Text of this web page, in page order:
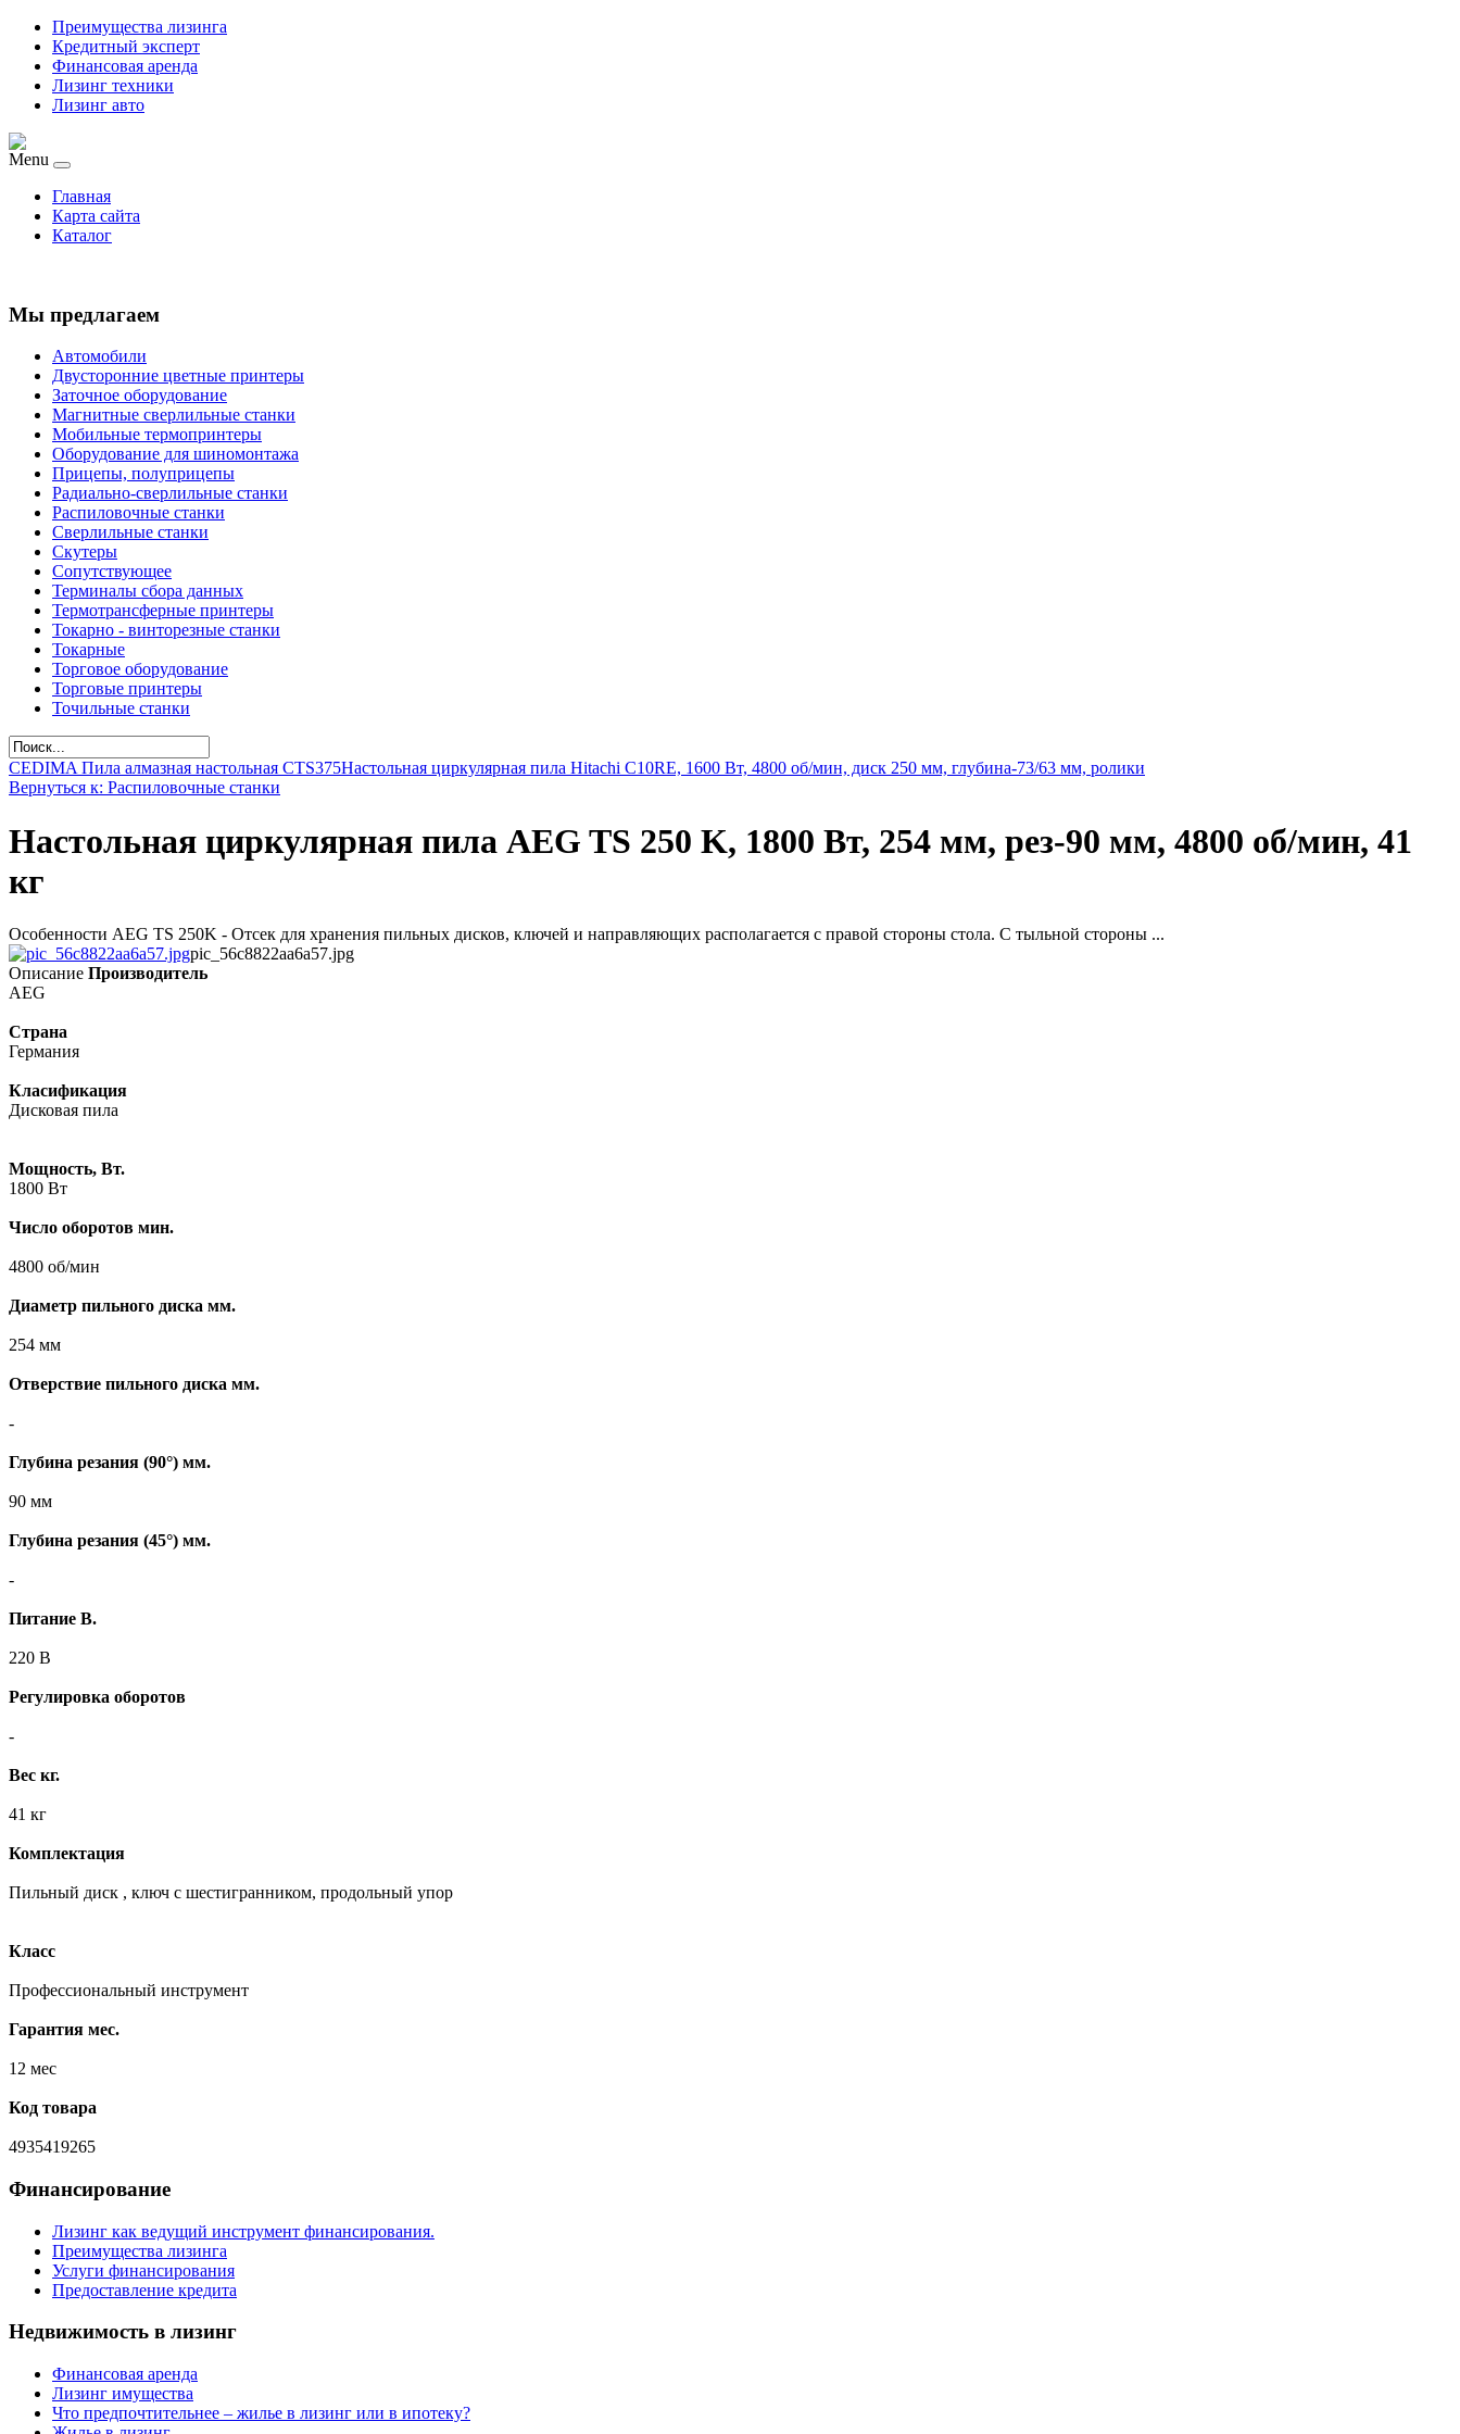
Преимущества лизинга
Кредитный эксперт
Финансовая аренда
Лизинг техники
Лизинг авто
Menu
Главная
Карта сайта
Каталог
Мы предлагаем
Автомобили
Двусторонние цветные принтеры
Заточное оборудование
Магнитные сверлильные станки
Мобильные термопринтеры
Оборудование для шиномонтажа
Прицепы, полуприцепы
Радиально-сверлильные станки
Распиловочные станки
Сверлильные станки
Скутеры
Сопутствующее
Терминалы сбора данных
Термотрансферные принтеры
Токарно - винторезные станки
Токарные
Торговое оборудование
Торговые принтеры
Точильные станки
CEDIMA Пила алмазная настольная CTS375Настольная циркулярная пила Hitachi C10RE, 1600 Вт, 4800 об/мин, диск 250 мм, глубина-73/63 мм, ролики
Вернуться к: Распиловочные станки
Настольная циркулярная пила AEG TS 250 K, 1800 Вт, 254 мм, рез-90 мм, 4800 об/мин, 41
кг
Особенности AEG TS 250K - Отсек для хранения пильных дисков, ключей и направляющих располагается с правой стороны стола. С тыльной стороны ...
pic_56c8822aa6a57.jpg
Описание Производитель
AEG
Страна
Германия
Класификация
Дисковая пила
Мощность, Вт.
1800 Вт
Число оборотов мин.
4800 об/мин
Диаметр пильного диска мм.
254 мм
Отверствие пильного диска мм.
-
Глубина резания (90°) мм.
90 мм
Глубина резания (45°) мм.
-
Питание В.
220 В
Регулировка оборотов
-
Вес кг.
41 кг
Комплектация
Пильный диск , ключ с шестигранником, продольный упор
Класс
Профессиональный инструмент
Гарантия мес.
12 мес
Код товара
4935419265
Финансирование
Лизинг как ведущий инструмент финансирования.
Преимущества лизинга
Услуги финансирования
Предоставление кредита
Недвижимость в лизинг
Финансовая аренда
Лизинг имущества
Что предпочтительнее – жилье в лизинг или в ипотеку?